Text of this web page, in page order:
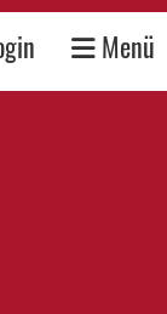
Menü